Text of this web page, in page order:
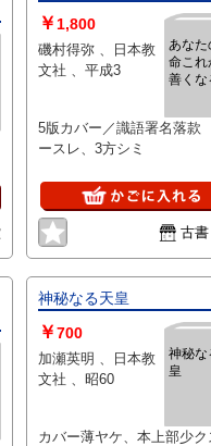
あなた
命これ
善くな
￥1,800
磯村得弥 、日本教
文社 、平成3
5版カバー／識語署名落
ースレ、3方シミ
古
神秘なる天皇
神秘な
皇
￥700
加瀬英明 、日本教
文社 、昭60
カバー薄ヤケ、本上部少ク